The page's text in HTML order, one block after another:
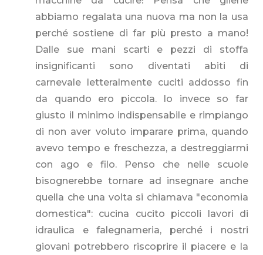
abbiamo regalata una nuova ma non la usa
perché sostiene di far più presto a mano!
Dalle sue mani scarti e pezzi di stoffa
insignificanti sono diventati abiti di
carnevale letteralmente cuciti addosso fin
da quando ero piccola. Io invece so far
giusto il minimo indispensabile e rimpiango
di non aver voluto imparare prima, quando
avevo tempo e freschezza, a destreggiarmi
con ago e filo. Penso che nelle scuole
bisognerebbe tornare ad insegnare anche
quella che una volta si chiamava "economia
domestica": cucina cucito piccoli lavori di
idraulica e falegnameria, perché i nostri
giovani potrebbero riscoprire il piacere e la